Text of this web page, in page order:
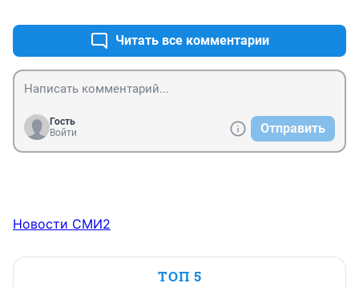
Читать все комментарии
Гость
Войти
Отправить
Новости СМИ2
ТОП 5